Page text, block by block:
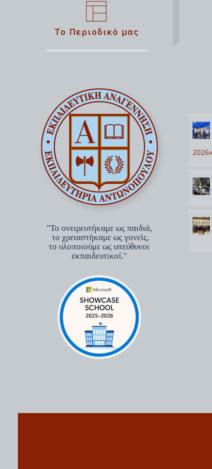
Το Περιοδικό μας
"Το ονειρευτήκαμε ως παιδιά,
το χρειαστήκαμε ως γονείς,
το υλοποιούμε ως υπεύθυνοι
εκπαιδευτικοί."
2026»